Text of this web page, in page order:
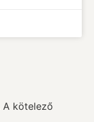
A kötelező